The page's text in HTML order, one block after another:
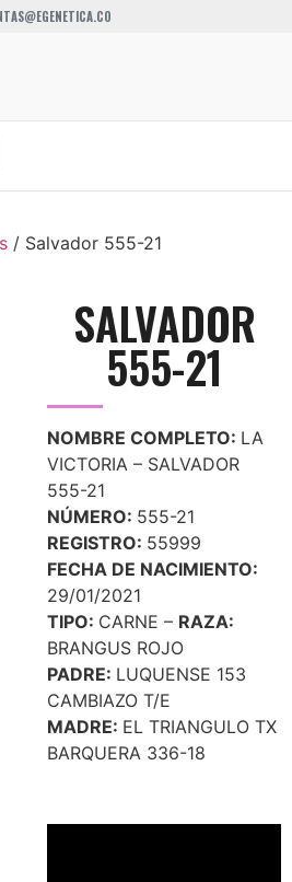
/ Salvador 555-21
SALVADOR
555-21
NOMBRE COMPLETO: LA
VICTORIA – SALVADOR
555-21
NÚMERO: 555-21
REGISTRO: 55999
FECHA DE NACIMIENTO:
29/01/2021
TIPO: CARNE – RAZA:
BRANGUS ROJO
PADRE: LUQUENSE 153
CAMBIAZO T/E
MADRE: EL TRIANGULO TX
BARQUERA 336-18